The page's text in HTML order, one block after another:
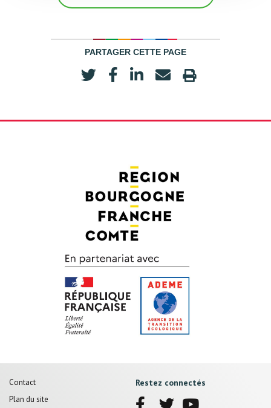
PARTAGER CETTE PAGE
Pied
de
Contact
Plan du site
Restez connectés